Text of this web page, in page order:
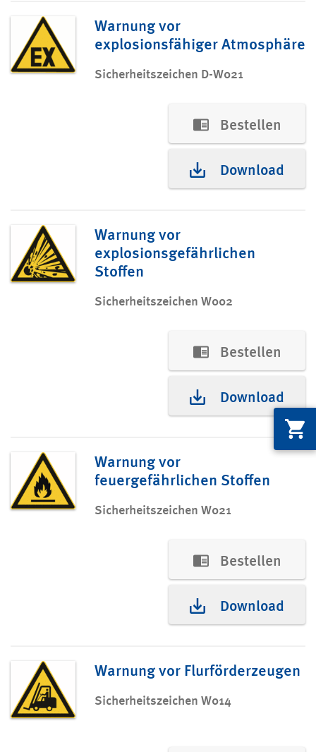
Warnung vor
explosionsfähiger Atmosphäre
Sicherheitszeichen D-W021
Bestellen
Download
Warnung vor
explosionsgefährlichen
Stoffen
Sicherheitszeichen W002
Bestellen
Download
Warnung vor
feuergefährlichen Stoffen
Sicherheitszeichen W021
Bestellen
Download
Warnung vor Flurförderzeugen
Sicherheitszeichen W014